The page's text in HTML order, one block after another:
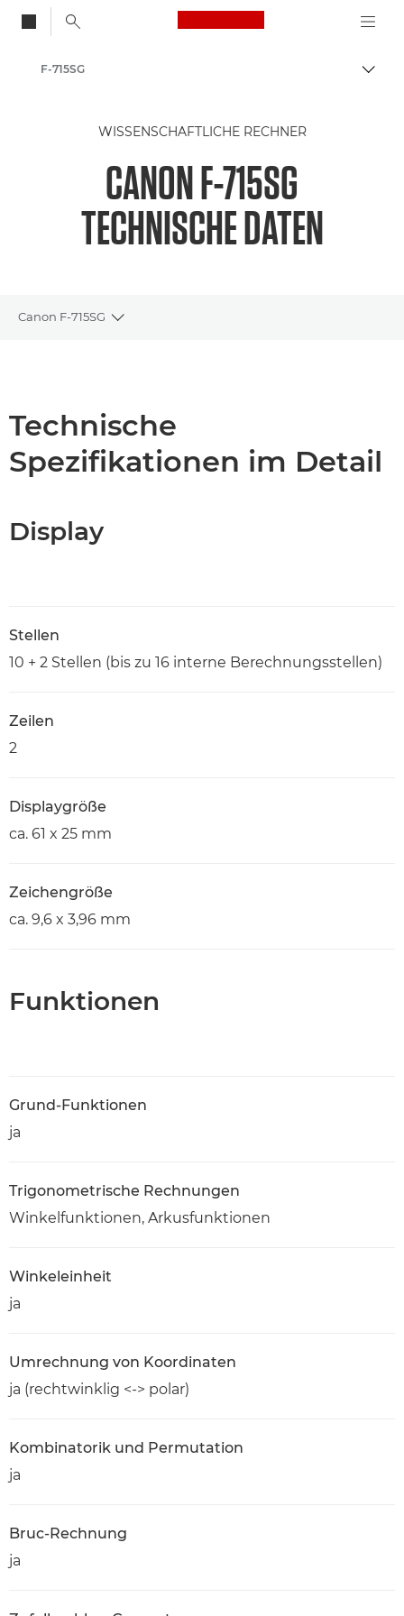
Canon Logo, back
Auf
Wissenschaftliche Rechner
F-715SG
WISSENSCHAFTLICHE RECHNER
CANON F-715SG
TECHNISCHE DATEN
Canon F-715SG
Toggle breadcrumbs
Technische
Spezifikationen im Detail
Display
Stellen
10 + 2 Stellen (bis zu 16 interne Berechnungsstellen)
Zeilen
2
Displaygröße
ca. 61 x 25 mm
Zeichengröße
ca. 9,6 x 3,96 mm
Funktionen
Grund-Funktionen
ja
Trigonometrische Rechnungen
Winkelfunktionen, Arkusfunktionen
Winkeleinheit
ja
Umrechnung von Koordinaten
ja (rechtwinklig <-> polar)
Kombinatorik und Permutation
ja
Bruc-Rechnung
ja